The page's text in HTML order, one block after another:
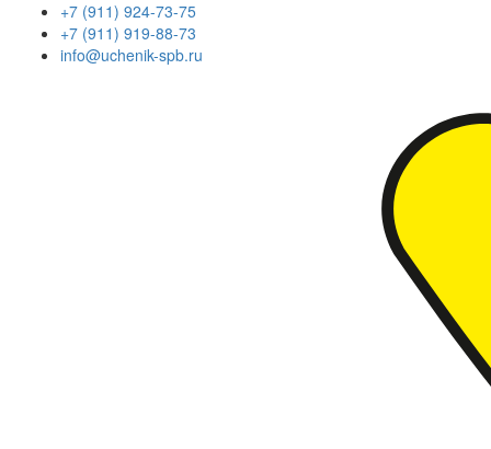
+7 (911) 924-73-75
+7 (911) 919-88-73
info@uchenik-spb.ru